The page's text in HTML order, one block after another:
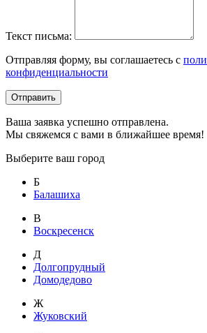
Текст письма:
Отправляя форму, вы соглашаетесь с
конфиденциальности
Отправить
Ваша заявка успешно отправлена.
Мы свяжемся с вами в ближайшее время!
Выберите ваш город
Б
Балашиха
В
Воскресенск
Д
Долгопрудный
Домодедово
Ж
Жуковский